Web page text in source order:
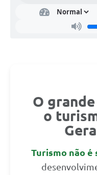
O
o
Turismo não